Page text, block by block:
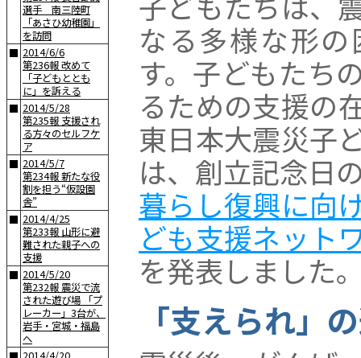
選手 南三陸町
「あさひ幼稚園」
を訪問
■ 2014/6/6
第236報 改めて
「子どもととも
に」を訴える
■ 2014/5/28
第235報 支援され
る方々のセルフケ
ア
■ 2014/5/7
第234報 新たな役
割を担う“仮設園
舎”
■ 2014/4/25
第233報 山形に避
難された親子への
支援
■ 2014/5/20
第232報 震災で流
された遊び場 「プ
レーカー」3台が、
岩手・宮城・福島
へ
なる多様な形
す。子どもたち
るための支援の
東日本大震災子
は、創立記念日
暮らし復興に向
ども支援ネット
を発表しました
「支えられ」